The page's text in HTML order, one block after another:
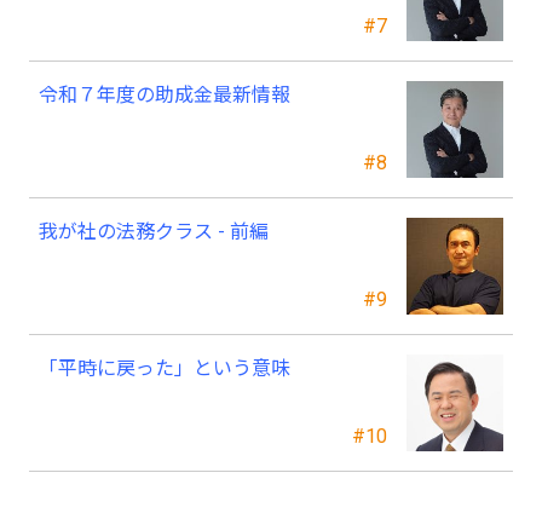
#7
#8
令和７年度の助成金最新情報
#9
我が社の法務クラス - 前編
#10
「平時に戻った」という意味